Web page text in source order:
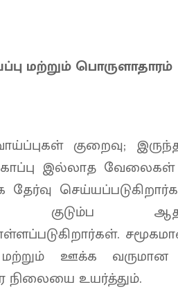
மற்றும் பொருளாதாரம்
குறைவு;
இல்லாத
குடும்ப
மற்றும் ஊக்க
நிலையை உயர்த்தும்.